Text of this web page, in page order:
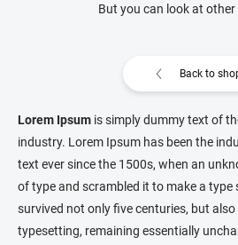
But you can look at
Back to
Lorem Ipsum is simply dummy text of
industry. Lorem Ipsum has been the
text ever since the 1500s, when an
of type and scrambled it to make a type
survived not only five centuries, but
typesetting, remaining essentially